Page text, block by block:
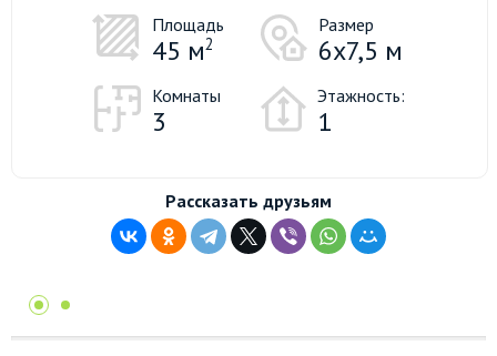
Площадь
45 м2
Размер
6х7,5 м
Комнаты
3
Этажность:
1
Рассказать друзьям